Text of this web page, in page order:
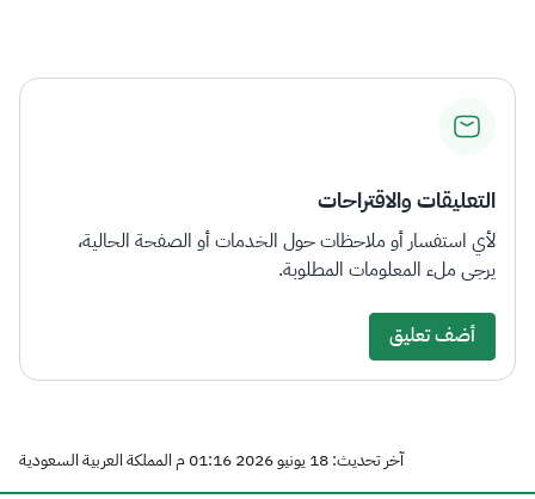
التعليقات والاقتراحات
لأي استفسار أو ملاحظات حول الخدمات أو الصفحة الحالية،
يرجى ملء المعلومات المطلوبة.
أضف تعليق
آخر تحديث: 18 يونيو 2026 01:16 م المملكة العربية السعودية